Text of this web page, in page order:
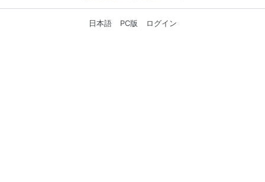
日本語 PC版 ログイン